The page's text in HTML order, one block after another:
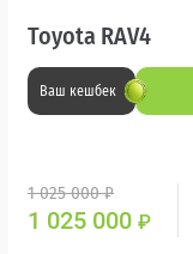
Toyota RAV4
Ваш кешбек
1 025 000 ₽
1 025 000 ₽